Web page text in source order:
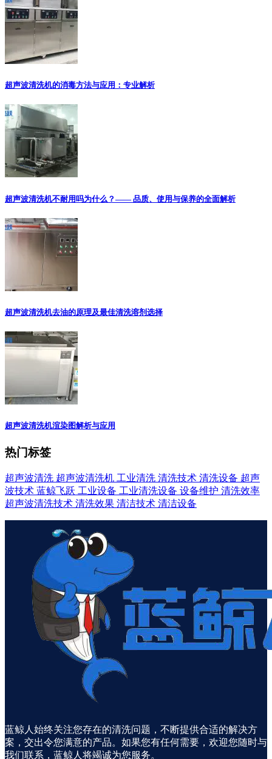
超声波清洗机的消毒方法与应用：专业解析
超声波清洗机不耐用吗为什么？—— 品质、使用与保养的全面解析
超声波清洗机去油的原理及最佳清洗溶剂选择
超声波清洗机渲染图解析与应用
热门标签
超声波清洗 超声波清洗机 工业清洗 清洗技术 清洗设备 超声
波技术 蓝鲸飞跃 工业设备 工业清洗设备 设备维护 清洗效率
超声波清洗技术 清洗效果 清洁技术 清洁设备
蓝鲸人始终关注您存在的清洗问题，不断提供合适的解决方
案，交出令您满意的产品。如果您有任何需要，欢迎您随时与
我们联系，蓝鲸人将竭诚为您服务。